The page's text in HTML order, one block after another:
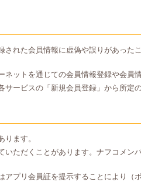
れた会員情報に虚偽や誤りがあっ
ットを通じての会員情報登録や会員
ービスの「新規会員登録」から所定
ます。
ただくことがあります。ナフコメン
プリ会員証を提示することにより